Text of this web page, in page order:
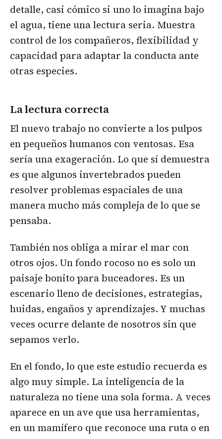
detalle, casi cómico si uno lo imagina bajo
el agua, tiene una lectura seria. Muestra
control de los compañeros, flexibilidad y
capacidad para adaptar la conducta ante
otras especies.
La lectura correcta
El nuevo trabajo no convierte a los pulpos
en pequeños humanos con ventosas. Esa
sería una exageración. Lo que sí demuestra
es que algunos invertebrados pueden
resolver problemas espaciales de una
manera mucho más compleja de lo que se
pensaba.
También nos obliga a mirar el mar con
otros ojos. Un fondo rocoso no es solo un
paisaje bonito para buceadores. Es un
escenario lleno de decisiones, estrategias,
huidas, engaños y aprendizajes. Y muchas
veces ocurre delante de nosotros sin que
sepamos verlo.
En el fondo, lo que este estudio recuerda es
algo muy simple. La inteligencia de la
naturaleza no tiene una sola forma. A veces
aparece en un ave que usa herramientas,
en un mamífero que reconoce una ruta o en